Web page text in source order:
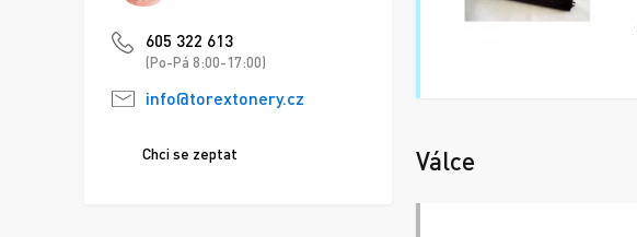
605 322 613
(Po-Pá 8:00-17:00)
info@torextonery.cz
Chci se zeptat Válce